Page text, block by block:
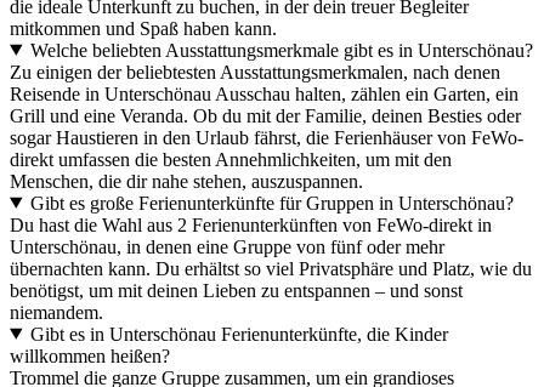
die ideale Unterkunft zu buchen, in der dein treuer Begleiter
mitkommen und Spaß haben kann.
Welche beliebten Ausstattungsmerkmale gibt es in Unterschönau?
Zu einigen der beliebtesten Ausstattungsmerkmalen, nach denen
Reisende in Unterschönau Ausschau halten, zählen ein Garten, ein
Grill und eine Veranda. Ob du mit der Familie, deinen Besties oder
sogar Haustieren in den Urlaub fährst, die Ferienhäuser von FeWo-
direkt umfassen die besten Annehmlichkeiten, um mit den
Menschen, die dir nahe stehen, auszuspannen.
Gibt es große Ferienunterkünfte für Gruppen in Unterschönau?
Du hast die Wahl aus 2 Ferienunterkünften von FeWo-direkt in
Unterschönau, in denen eine Gruppe von fünf oder mehr
übernachten kann. Du erhältst so viel Privatsphäre und Platz, wie du
benötigst, um mit deinen Lieben zu entspannen – und sonst
niemandem.
Gibt es in Unterschönau Ferienunterkünfte, die Kinder
willkommen heißen?
Trommel die ganze Gruppe zusammen, um ein grandioses